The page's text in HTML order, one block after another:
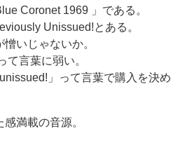
Coronet 1969 」である。
Unissued!とある。
いじゃないか。
て言葉に弱い。
」って言葉で購入を決め
満載の音源。